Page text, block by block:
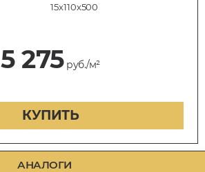
15х110х500
5 275руб./м²
КУПИТЬ
АНАЛОГИ